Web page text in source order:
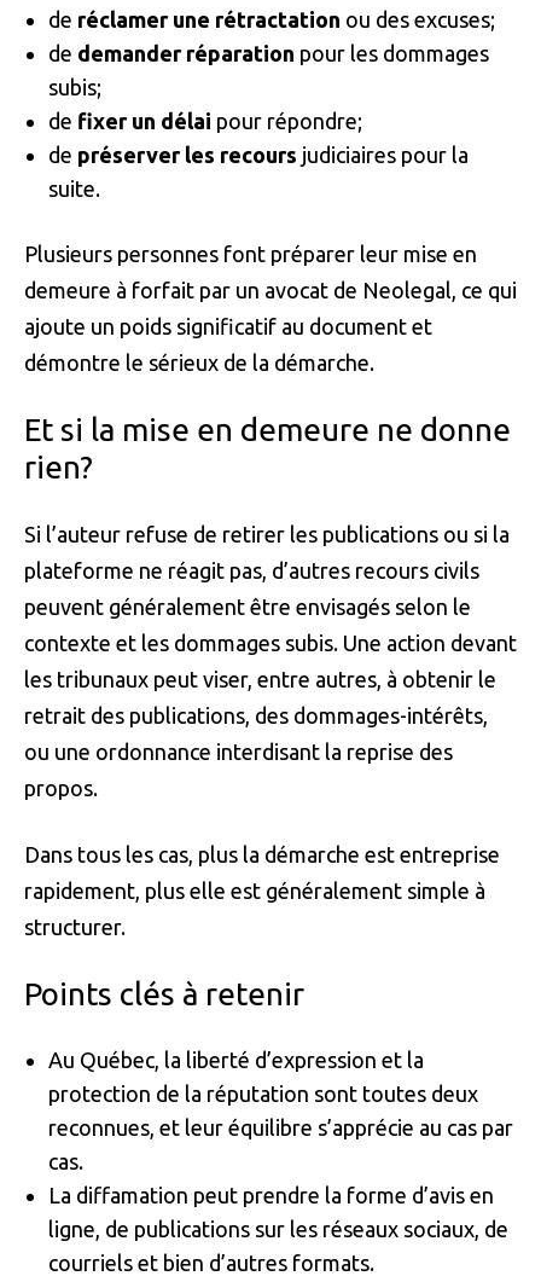
de réclamer une rétractation ou des excuses;
de demander réparation pour les dommages
subis;
de fixer un délai pour répondre;
de préserver les recours judiciaires pour la
suite.
Plusieurs personnes font préparer leur mise en
demeure à forfait par un avocat de Neolegal, ce qui
ajoute un poids significatif au document et
démontre le sérieux de la démarche.
Et si la mise en demeure ne donne
rien?
Si l’auteur refuse de retirer les publications ou si la
plateforme ne réagit pas, d’autres recours civils
peuvent généralement être envisagés selon le
contexte et les dommages subis. Une action devant
les tribunaux peut viser, entre autres, à obtenir le
retrait des publications, des dommages-intérêts,
ou une ordonnance interdisant la reprise des
propos.
Dans tous les cas, plus la démarche est entreprise
rapidement, plus elle est généralement simple à
structurer.
Points clés à retenir
Au Québec, la liberté d’expression et la
protection de la réputation sont toutes deux
reconnues, et leur équilibre s’apprécie au cas par
cas.
La diffamation peut prendre la forme d’avis en
ligne, de publications sur les réseaux sociaux, de
courriels et bien d’autres formats.